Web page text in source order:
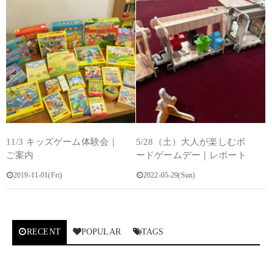
11/3 キッズゲーム体験会｜
ご案内
2019-11-01(Fri)
5/28（土）大人が楽しむボ
ードゲームデー｜レポート
2022-05-29(Sun)
RECENT POPULAR TAGS